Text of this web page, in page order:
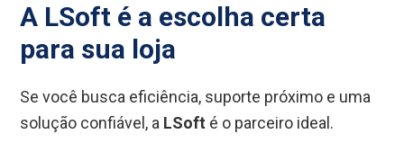
A LSoft é a escolha certa
para sua loja
Se você busca eficiência, suporte próximo e uma
solução confiável, a LSoft é o parceiro ideal.